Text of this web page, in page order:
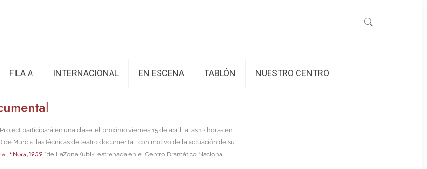
FILA A INTERNACIONAL EN ESCENA TABLÓN NUESTRO CENTRO
participará en una clase, el próximo viernes 15 de abril a las 12 horas en
de Murcia las técnicas de teatro documental, con motivo de la actuación de su
*Nora,1959 *de LaZonaKubik, estrenada en el Centro Dramático Nacional.